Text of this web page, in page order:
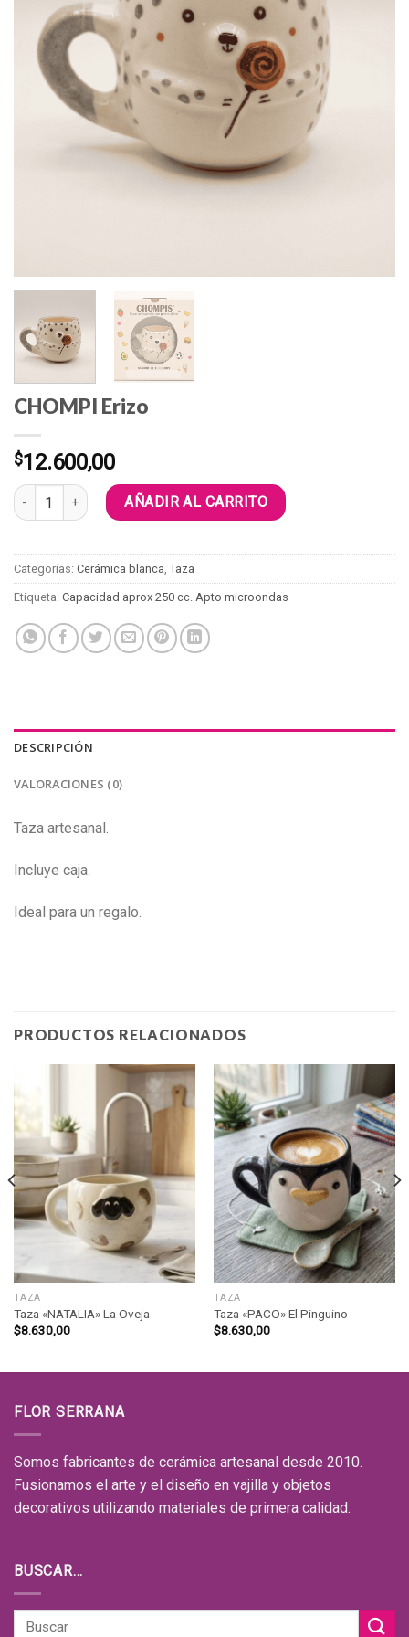
CHOMPI Erizo
$12.600,00
CHOMPI Erizo cantidadAÑADIR AL CARRITO
Categorías: Cerámica blanca, Taza
Etiqueta: Capacidad aprox 250 cc. Apto microondas
DESCRIPCIÓN
VALORACIONES (0)
Taza artesanal.
Incluye caja.
Ideal para un regalo.
PRODUCTOS RELACIONADOS
TAZA
Taza «NATALIA» La Oveja
$8.630,00
TAZA
Taza «PACO» El Pinguino
$8.630,00
FLOR SERRANA
Somos fabricantes de cerámica artesanal desde 2010.
Fusionamos el arte y el diseño en vajilla y objetos
decorativos utilizando materiales de primera calidad.
BUSCAR…